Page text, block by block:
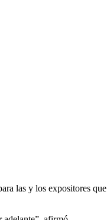
las y los expositores